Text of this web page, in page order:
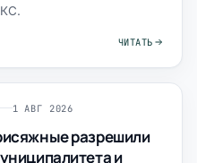
ЧИТАТЬ
1 АВГ 2026
разрешили
и